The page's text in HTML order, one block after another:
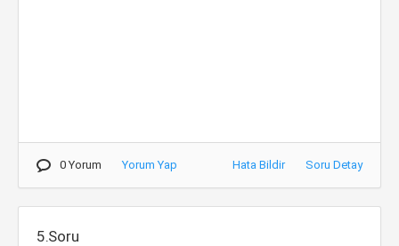
0 Yorum Yorum Yap Hata Bildir Soru Detay
5.Soru